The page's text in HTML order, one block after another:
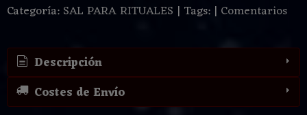
Categoría: SAL PARA RITUALES | Tags: | Comentarios
Descripción
Costes de Envío